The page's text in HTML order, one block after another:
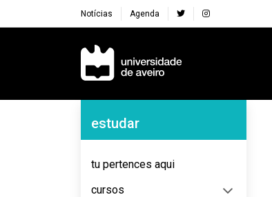
Notícias Agenda
Navegação Principal
Navegação Lateral
estudar
tu pertences aqui
cursos